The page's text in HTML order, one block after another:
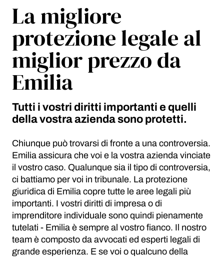
La migliore
protezione legale al
miglior prezzo da
Emilia
Tutti i vostri diritti importanti e quelli
della vostra azienda sono protetti.
Chiunque può trovarsi di fronte a una controversia.
Emilia assicura che voi e la vostra azienda vinciate
il vostro caso. Qualunque sia il tipo di controversia,
ci battiamo per voi in tribunale. La protezione
giuridica di Emilia copre tutte le aree legali più
importanti. I vostri diritti di impresa o di
imprenditore individuale sono quindi pienamente
tutelati - Emilia è sempre al vostro fianco. Il nostro
team è composto da avvocati ed esperti legali di
grande esperienza. E se voi o qualcuno della